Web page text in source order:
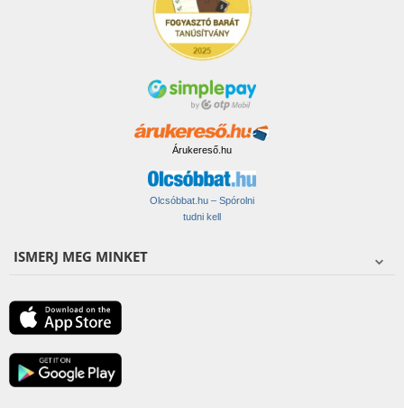
Árukereső.hu
Olcsóbbat.hu – Spórolni
tudni kell
ISMERJ MEG MINKET